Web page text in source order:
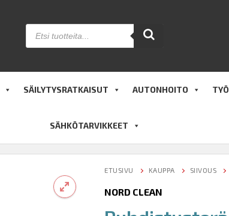
Products
search
SÄILYTYSRATKAISUT AUTONHOITO
SÄHKÖTARVIKKEET
ETUSIVU KAUPPA SIIVOUS
NORD CLEAN